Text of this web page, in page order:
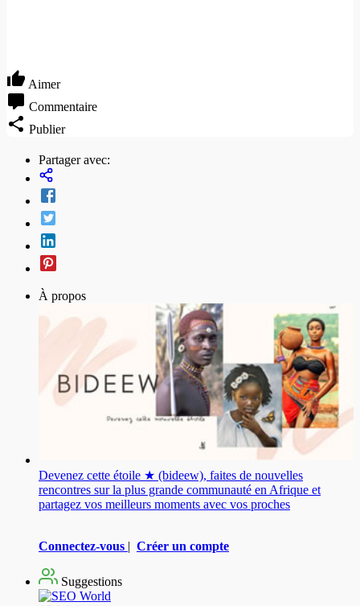
Aimer
Commentaire
Publier
Partager avec:
À propos
Devenez cette étoile ★ (bideew), faites de nouvelles
rencontres sur la plus grande communauté en Afrique et
partagez vos meilleurs moments avec vos proches
Connectez-vous | Créer un compte
Suggestions